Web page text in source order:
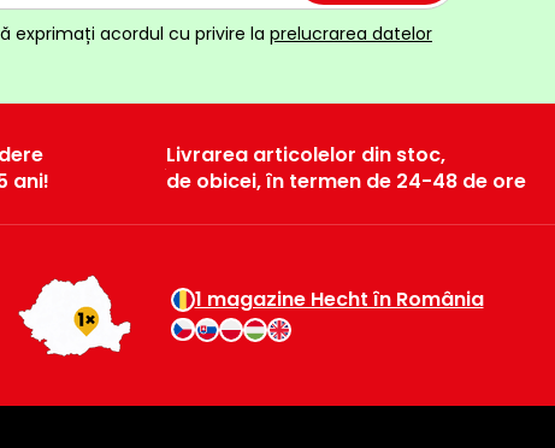
exprimați acordul cu privire la prelucrarea datelor
ani!
Livrarea articolelor din stoc,
de obicei, în termen de 24-48 de ore
1 magazine Hecht în România